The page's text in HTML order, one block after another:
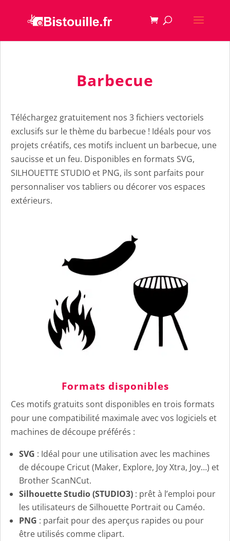
Barbecue
Téléchargez gratuitement nos 3 fichiers vectoriels
exclusifs sur le thème du barbecue ! Idéals pour vos
projets créatifs, ces motifs incluent un barbecue, une
saucisse et un feu. Disponibles en formats SVG,
SILHOUETTE STUDIO et PNG, ils sont parfaits pour
personnaliser vos tabliers ou décorer vos espaces
extérieurs.
Formats disponibles
Ces motifs gratuits sont disponibles en trois formats
pour une compatibilité maximale avec vos logiciels et
machines de découpe préférés :
SVG : Idéal pour une utilisation avec les machines
de découpe Cricut (Maker, Explore, Joy Xtra, Joy…) et
Brother ScanNCut.
Silhouette Studio (STUDIO3) : prêt à l’emploi pour
les utilisateurs de Silhouette Portrait ou Caméo.
PNG : parfait pour des aperçus rapides ou pour
être utilisés comme clipart.